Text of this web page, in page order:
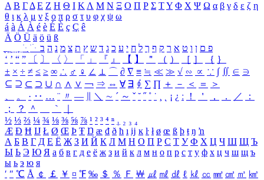
Α Β ΓΔ Ε Ζ Η Θ Ι ΚΛ Μ Ν Ξ Ο Π Ρ Σ ΤΥ Φ Χ Ψ Ω α β γ δ ε ζ η
θ ι κ λ μ ν ξ ο π ρ σ τ υ φ χ ψ ω
á à Á À é è É È ç Ç ê
Ä Ö Ü ä ö ü ß
ִֶֹ ֻּ ׁׂ פ ם ן ו ט א ר ק ף ך ל ח י ע כ ג ד ש ץ ת צ מ נ ה ב
‘ ’ “ ” 〔 〕 〈 〉 「 」 『 』 【 】 ＂ （ ） ［ ］ ｛ ｝
± × ÷ ≠ ≤ ≥ ∞ ∴ ♂ ♀ ∠ ⊥ ⌒ ∂ ∇ ≡ ≒ ≪ ≫ √ ∽ ∝ ∵ ∫ ∬ ∈ ∋
⊆ ⊇ ⊂ ⊃ ∪ ∩ ∧ ∨ ￢ ⇒ ⇔ ∀ ∃ ∮ ∑ ∏ ＋ － ＜ ＝
＞
、
。 · ‥ … ¨ 〃 ― ＼ ∼ ´ ～ ˇ ˘ ˝ ˚ ˙ ¸ ¡ ¿ ː ！ ＇ ， ． ／
：
；
？ ＾ ｀
½ ⅓ ⅔ ¼ ¾ ⅛ ⅜ ⅝ ⅞ ¹ ² ³ ⁴ ⁿ ₁ ₂ ₃ ₄
Æ Ð Ħ Ĳ Ł Ø Œ Þ Ŧ Ŋ æ đ ð ħ ı ĳ ĸ ŀ ł ø œ ß þ ŧ ŋ ŉ
А Б В Г Д Е Ё Ж З И Й К Л М Н О П Р С Т У Ф Х Ц Ч Ш Щ Ъ
Ы Ь Э Ю Я а б в г д е ё ж з и й к л м н о п р с т у ф х ц ч ш щ ъ
ы ь э ю я
′ ″ ℃ Å ￠ ￡ ￥ ¤ ℉ ‰ ＄ ％ Ｆ ￦ ㎕ ㎖ ㎗ ℓ ㎘ ㏄ ㎣ ㎤ ㎥ ㎦